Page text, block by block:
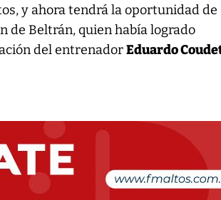
y ahora tendrá la oportunidad de
de Beltrán, quien había logrado
del entrenadorEduardo